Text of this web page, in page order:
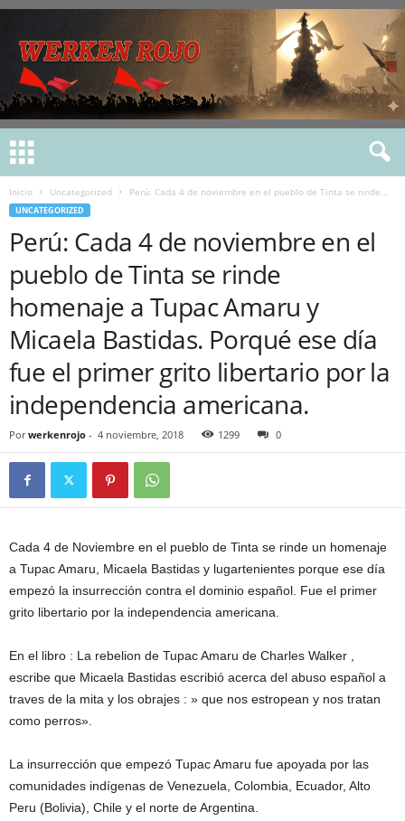
Inicio Uncategorized Perú: Cada 4 de noviembre en el pueblo de Tinta se rinde...
UNCATEGORIZED
Perú: Cada 4 de noviembre en el
pueblo de Tinta se rinde
homenaje a Tupac Amaru y
Micaela Bastidas. Porqué ese día
fue el primer grito libertario por la
independencia americana.
Por werkenrojo - 4 noviembre, 2018 1299 0
Cada 4 de Noviembre en el pueblo de Tinta se rinde un homenaje
a Tupac Amaru, Micaela Bastidas y lugartenientes porque ese día
empezó la insurrección contra el dominio español. Fue el primer
grito libertario por la independencia americana.
En el libro : La rebelion de Tupac Amaru de Charles Walker ,
escribe que Micaela Bastidas escribió acerca del abuso español a
traves de la mita y los obrajes : » que nos estropean y nos tratan
como perros».
La insurrección que empezó Tupac Amaru fue apoyada por las
comunidades indígenas de Venezuela, Colombia, Ecuador, Alto
Peru (Bolivia), Chile y el norte de Argentina.